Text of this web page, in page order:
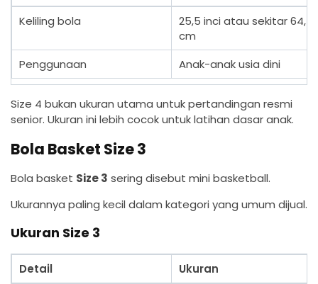
Keliling bola
25,5 inci atau sekitar 64,5
cm
Penggunaan
Anak-anak usia dini
Size 4 bukan ukuran utama untuk pertandingan resmi
senior. Ukuran ini lebih cocok untuk latihan dasar anak.
Bola Basket Size 3
Bola basket Size 3 sering disebut mini basketball.
Ukurannya paling kecil dalam kategori yang umum dijual.
Ukuran Size 3
Detail
Ukuran